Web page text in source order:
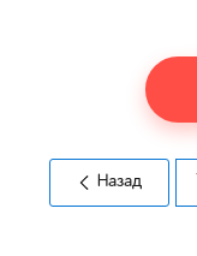
Назад